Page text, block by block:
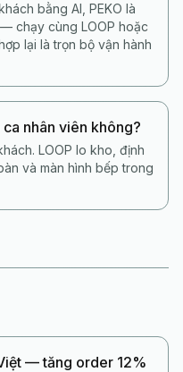
bằng AI, PEKO là
chạy cùng LOOP hoặc
lại là trọn bộ vận hành
nhân viên không?
LOOP lo kho, định
và màn hình bếp trong
— tăng order 12%